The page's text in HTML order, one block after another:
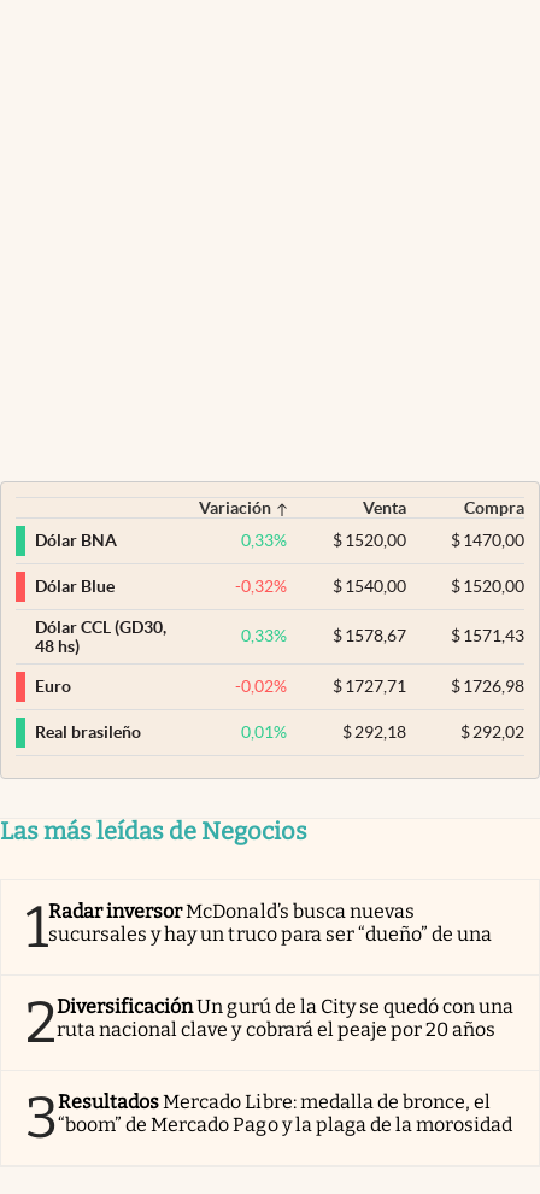
Variación Venta
Compra
Dólar BNA
0,33% $ 1520,00 $1470,00
Dólar Blue -0,32% $ 1540,00 $1520,00
Dólar CCL (GD30,
48 hs)
0,33% $ 1578,67 $1571,43
Euro -0,02% $ 1727,71 $1726,98
Real brasileño 0,01% $ 292,18 $292,02
Las más leídas de Negocios
1Radar inversorMcDonald’s busca nuevas
sucursales y hay un truco para ser “dueño” de una
2DiversificaciónUn gurú de la City se quedó con una
ruta nacional clave y cobrará el peaje por 20 años
3ResultadosMercado Libre: medalla de bronce, el
“boom” de Mercado Pago y la plaga de la morosidad